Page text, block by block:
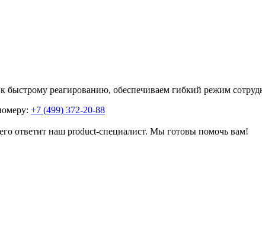
реагированию, обеспечиваем гибкий режим
+7 (499) 372-20-88
ответит наш product-специалист. Мы готовы помочь вам!